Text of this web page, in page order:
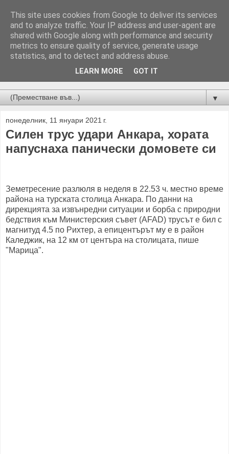
Новини от Бургас, страната и света!
▼
понеделник, 11 януари 2021 г.
Силен трус удари Анкара, хората
напуснаха панически домовете си
Земетресение разлюля в неделя в 22.53 ч. местно време
района на турската столица Анкара. По данни на
дирекцията за извънредни ситуации и борба с природни
бедствия към Министерския съвет (AFAD) трусът е бил с
магнитуд 4.5 по Рихтер, а епицентърът му е в район
Каледжик, на 12 км от центъра на столицата, пише
"Марица".
This site uses cookies from Google to deliver its services
and to analyze traffic. Your IP address and user-agent are
shared with Google along with performance and security
metrics to ensure quality of service, generate usage
statistics, and to detect and address abuse.
LEARN MORE GOT IT